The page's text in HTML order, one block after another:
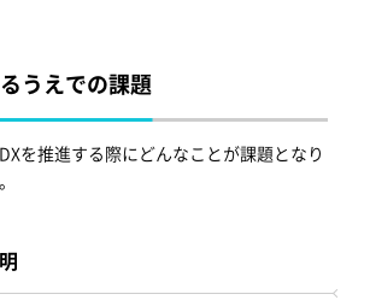
うえでの課題
を推進する際にどんなことが課題となり